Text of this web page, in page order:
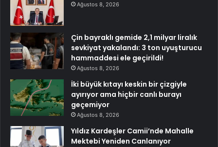
Ağustos 8, 2026
Çin bayraklı gemide 2,1 milyar liralık
sevkiyat yakalandı: 3 ton uyuşturucu
hammaddesi ele geçirildi!
Ağustos 8, 2026
İki büyük kıtayı keskin bir çizgiyle
ayırıyor ama hiçbir canlı burayı
geçemiyor
Ağustos 8, 2026
Yıldız Kardeşler Camii’nde Mahalle
Mektebi Yeniden Canlanıyor